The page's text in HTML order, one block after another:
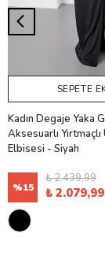
SEPETE
Kadın Degaje Yaka
Aksesuarlı
Elbisesi - Siyah
%15
₺ 2.439,99
₺ 2.079,99